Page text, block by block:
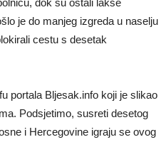
dok su ostali lakše
je do manjeg izgreda u naselju
cestu s desetak
portala Bljesak.info koji je slikao
Podsjetimo, susreti desetog
i Hercegovine igraju se ovog